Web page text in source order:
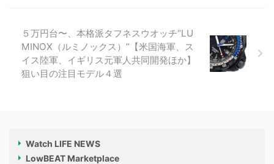
５万円台〜、本格派タフネスウオッチ“LU
MINOX（ルミノックス）”【米国海軍、ス
イス陸軍、イギリス元軍人共同開発ほか】
狙い目の注目モデル４選
Watch LIFE NEWS
LowBEAT Marketplace